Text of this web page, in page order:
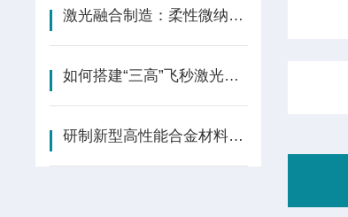
激光融合制造：柔性微纳传感“多面手”
如何搭建“三高”飞秒激光器？
研制新型高性能合金材料是激光增材制造构件力学性能